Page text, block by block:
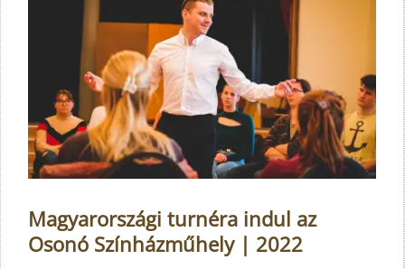
Magyarországi turnéra indul az
Osonó Színházműhely | 2022